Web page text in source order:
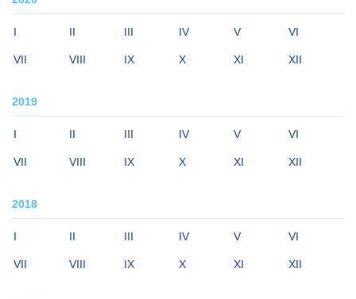
I II III IV V VI
VII VIII IX X XI XII
2019
I II III IV V VI
VII VIII IX X XI XII
2018
I II III IV V VI
VII VIII IX X XI XII